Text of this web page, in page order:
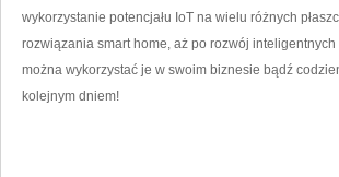
⁤wykorzystanie potencjału IoT na wielu ⁣różnych
rozwiązania smart home, aż⁤ po rozwój
można wykorzystać je w swoim biznesie bądź
kolejnym dniem!